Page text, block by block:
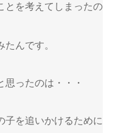
とを考えてしまったの
んです。
思ったのは・・・
子を追いかけるために